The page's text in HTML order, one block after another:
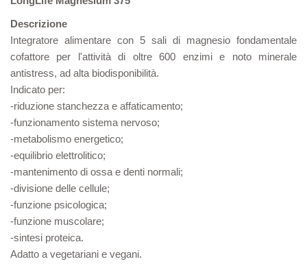
Descrizione
Integratore alimentare con 5 sali di magnesio fondamentale
cofattore per l'attività di oltre 600 enzimi e noto minerale
antistress, ad alta biodisponibilità.
Indicato per:
-riduzione stanchezza e affaticamento;
-funzionamento sistema nervoso;
-metabolismo energetico;
-equilibrio elettrolitico;
-mantenimento di ossa e denti normali;
-divisione delle cellule;
-funzione psicologica;
-funzione muscolare;
-sintesi proteica.
Adatto a vegetariani e vegani.